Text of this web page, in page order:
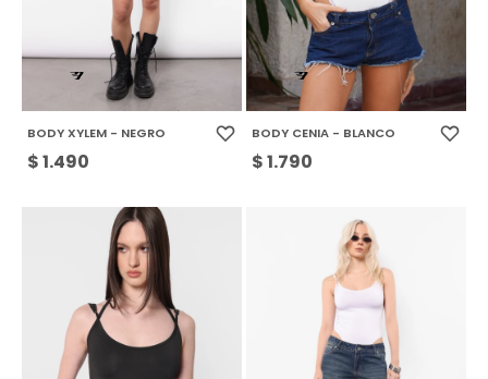
BODY XYLEM - NEGRO
$1.490
BODY CENIA - BLANCO
$1.790